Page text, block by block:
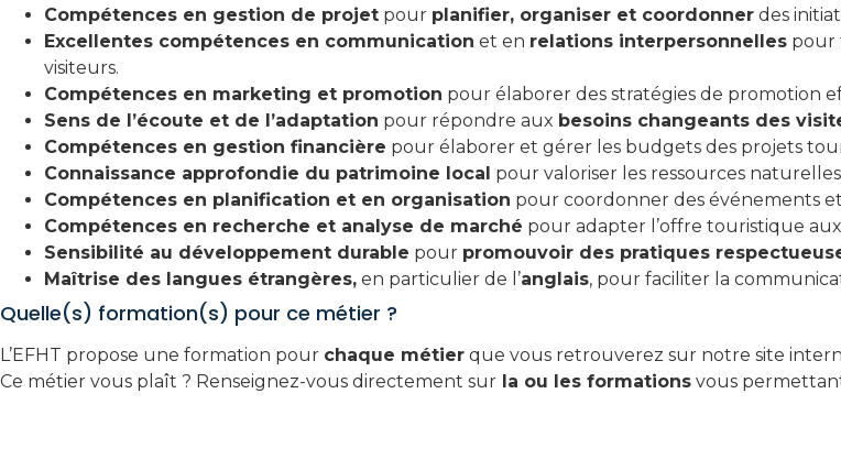
Compétences en gestion de projet pour planifier, organiser et coordonner des
Excellentes compétences en communication et en relations interpersonnelles pour
visiteurs.
Compétences en marketing et promotion pour élaborer des stratégies de promotion
Sens de l’écoute et de l’adaptation pour répondre aux besoins changeants des
Compétences en gestion financière pour élaborer et gérer les budgets des projets
Connaissance approfondie du patrimoine local pour valoriser les ressources
Compétences en planification et en organisation pour coordonner des événements
Compétences en recherche et analyse de marché pour adapter l’offre touristique
Sensibilité au développement durable pour promouvoir des pratiques
Maîtrise des langues étrangères, en particulier de l’anglais, pour faciliter la
Quelle(s) formation(s) pour ce métier ?
L’EFHT propose une formation pour chaque métier que vous retrouverez sur notre site
Ce métier vous plaît ? Renseignez-vous directement sur la ou les formations vous